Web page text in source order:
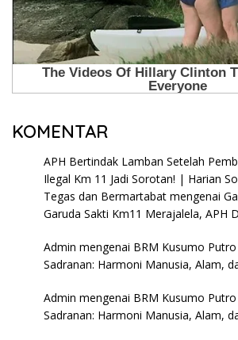
KOMENTAR
APH Bertindak Lamban Setelah
Ilegal Km 11 Jadi Sorotan! | Harian
Tegas dan Bermartabat mengenai
Garuda Sakti Km11 Merajalela, APH
Admin mengenai BRM Kusumo
Sadranan: Harmoni Manusia, Alam,
Admin mengenai BRM Kusumo
Sadranan: Harmoni Manusia, Alam,